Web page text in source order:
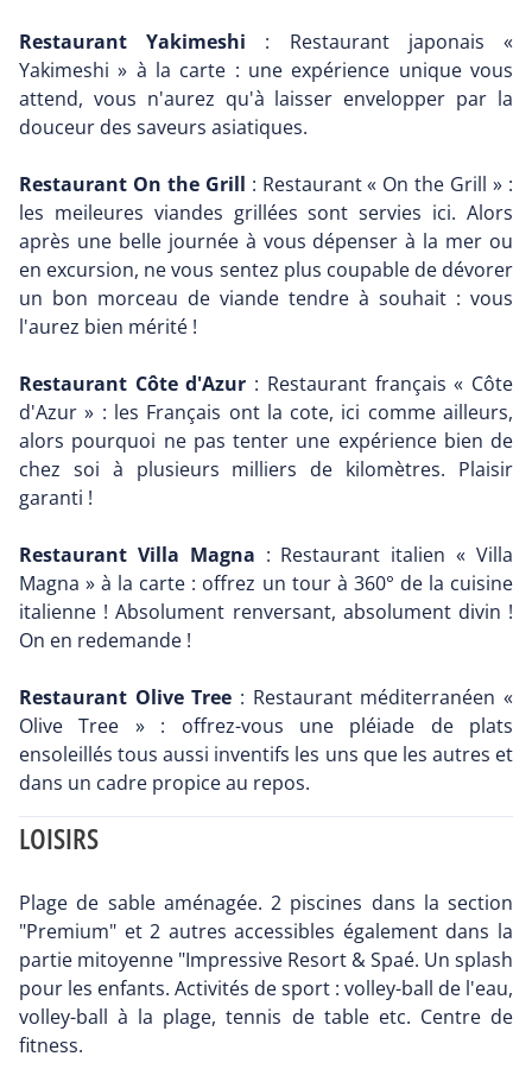
Restaurant Yakimeshi : Restaurant japonais «
Yakimeshi » à la carte : une expérience unique vous
attend, vous n'aurez qu'à laisser envelopper par la
douceur des saveurs asiatiques.
Restaurant On the Grill : Restaurant « On the Grill » :
les meileures viandes grillées sont servies ici. Alors
après une belle journée à vous dépenser à la mer ou
en excursion, ne vous sentez plus coupable de dévorer
un bon morceau de viande tendre à souhait : vous
l'aurez bien mérité !
Restaurant Côte d'Azur : Restaurant français « Côte
d'Azur » : les Français ont la cote, ici comme ailleurs,
alors pourquoi ne pas tenter une expérience bien de
chez soi à plusieurs milliers de kilomètres. Plaisir
garanti !
Restaurant Villa Magna : Restaurant italien « Villa
Magna » à la carte : offrez un tour à 360° de la cuisine
italienne ! Absolument renversant, absolument divin !
On en redemande !
Restaurant Olive Tree : Restaurant méditerranéen «
Olive Tree » : offrez-vous une pléiade de plats
ensoleillés tous aussi inventifs les uns que les autres et
dans un cadre propice au repos.
LOISIRS
Plage de sable aménagée. 2 piscines dans la section
"Premium" et 2 autres accessibles également dans la
partie mitoyenne "Impressive Resort & Spaé. Un splash
pour les enfants. Activités de sport : volley-ball de l'eau,
volley-ball à la plage, tennis de table etc. Centre de
fitness.